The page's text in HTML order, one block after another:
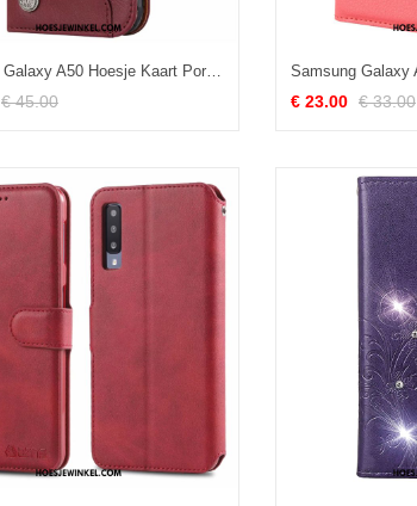
Samsung Galaxy A50 Hoesje Kaart Portemonnee Leren Etui, Samsung Galaxy A50 Hoesje Leer Wijnrood
€ 45.00 € 23.00 € 33.00